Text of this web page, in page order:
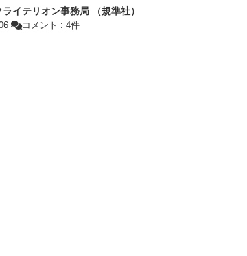
イテリオン事務局 （規準社）
コメント : 4件